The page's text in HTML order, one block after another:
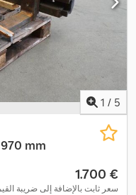
1 / 5
970 mm
‏1.700 €
سعر ثابت بالإضافة إلى ضريبة